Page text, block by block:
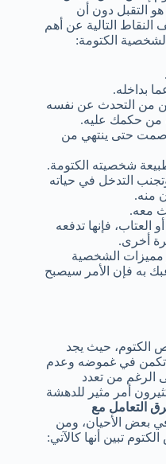
التقبل دون أن
التالية عن أهم
الكتومة:
بداخله.
من التحدث عن نفسه
من حكمك عليه.
حتى ينتهي من
شخصيته الكتومة.
التدخل في حياته
منه.
معه.
العتاب، فإنها تدفعه
أخرى.
مميزات الشخصية
به فإن الأمر سيصبح
الكتوم، حيث يجد
تكمن في غموضه وعدم
الرغم من تعدد
أمر مثير للدهشة
التعامل مع
بعض الأحيان، ومن
تبين أنها كالآتي: